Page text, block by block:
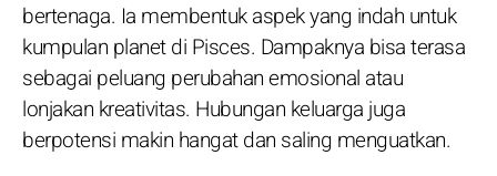
bertenaga. Ia membentuk aspek yang indah untuk
kumpulan planet di Pisces. Dampaknya bisa terasa
sebagai peluang perubahan emosional atau
lonjakan kreativitas. Hubungan keluarga juga
berpotensi makin hangat dan saling menguatkan.